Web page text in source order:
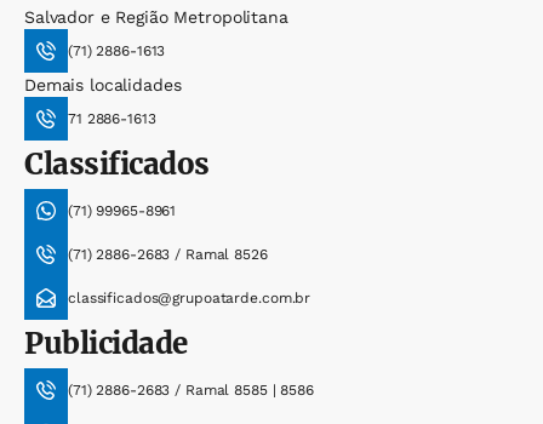
Salvador e Região Metropolitana
(71) 2886-1613
Demais localidades
71 2886-1613
Classificados
(71) 99965-8961
(71) 2886-2683 / Ramal 8526
classificados@grupoatarde.com.br
Publicidade
(71) 2886-2683 / Ramal 8585 | 8586